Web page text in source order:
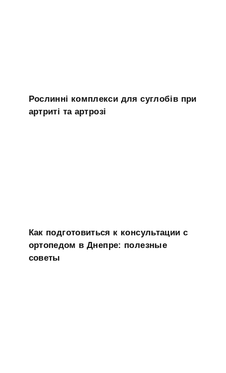
Рослинні комплекси для суглобів при
артриті та артрозі
Как подготовиться к консультации с
ортопедом в Днепре: полезные
советы